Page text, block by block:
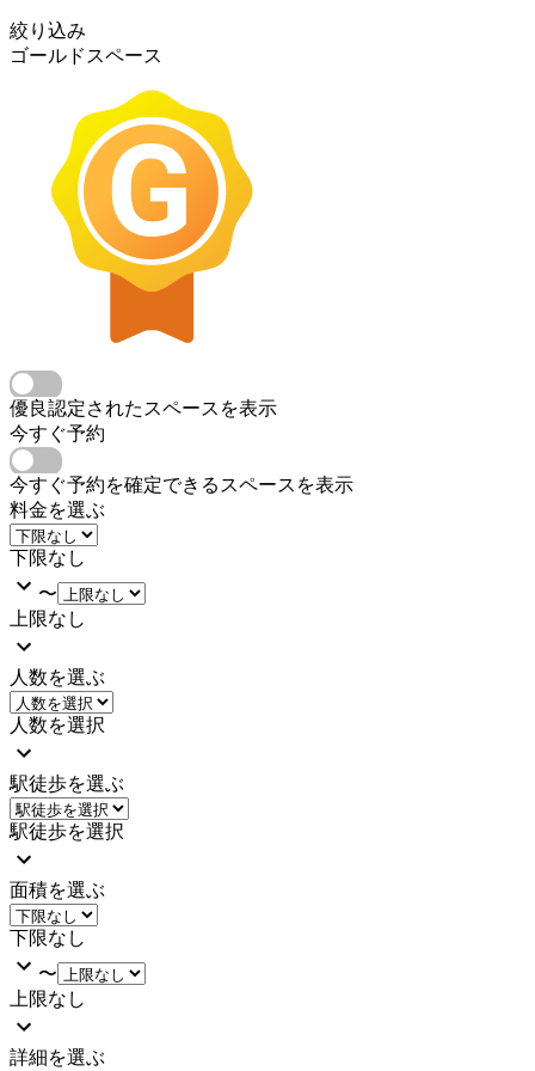
絞り込み
ゴールドスペース
優良認定されたスペースを表示
今すぐ予約
今すぐ予約を確定できるスペースを表示
料金を選ぶ
下限なし
〜
上限なし
人数を選ぶ
人数を選択
駅徒歩を選ぶ
駅徒歩を選択
面積を選ぶ
下限なし
〜
上限なし
詳細を選ぶ